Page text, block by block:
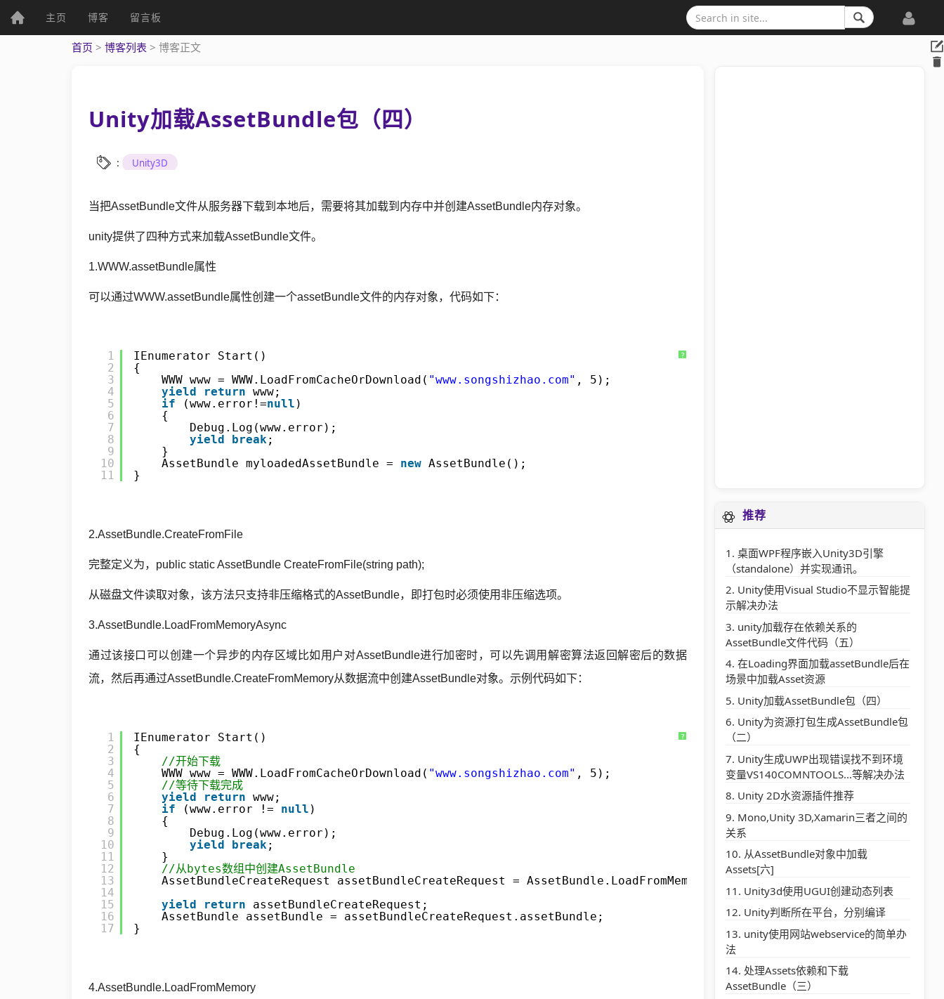
个人资料
发表文章
(current)
主页 博客 留言板
首页 > 博客列表 > 博客正文
Unity加载AssetBundle包（四）
: Unity3D
当把AssetBundle文件从服务器下载到本地后，需要将其加载到内存中并创建AssetBundle内存对象。
unity提供了四种方式来加载AssetBundle文件。
1.WWW.assetBundle属性
可以通过WWW.assetBundle属性创建一个assetBundle文件的内存对象，代码如下：
?
1
2
3
4
5
6
7
8
9
10
11
IEnumerator Start()
{
WWW www = WWW.LoadFromCacheOrDownload( "www.songshizhao.com" , 5);
yield
return www;
if
(www.error!=null )
{
Debug.Log(www.error);
yield
break;
}
AssetBundle myloadedAssetBundle = new AssetBundle();
}
2.AssetBundle.CreateFromFile
完整定义为，public static AssetBundle CreateFromFile(string path);
从磁盘文件读取对象，该方法只支持非压缩格式的AssetBundle，即打包时必须使用非压缩选项。
3.AssetBundle.LoadFromMemoryAsync
通过该接口可以创建一个异步的内存区域比如用户对AssetBundle进行加密时，可以先调用解密算法返回解密后的数据
流，然后再通过AssetBundle.CreateFromMemory从数据流中创建AssetBundle对象。示例代码如下：
?
1
2
3
4
5
6
7
8
9
10
11
12
13
14
15
16
17
IEnumerator Start()
{
//开始下载
WWW www = WWW.LoadFromCacheOrDownload( "www.songshizhao.com" , 5);
//等待下载完成
yield
return www;
if
(www.error != null )
{
Debug.Log(www.error);
yield
break;
}
//从bytes数组中创建AssetBundle
AssetBundleCreateRequest assetBundleCreateRequest = AssetBundle.LoadFromMemoryAsync(www.bytes);
yield
return
assetBundleCreateRequest;
AssetBundle assetBundle = assetBundleCreateRequest.assetBundle;
}
4.AssetBundle.LoadFromMemory
推荐
桌面WPF程序嵌入Unity3D引擎
（standalone）并实现通讯。
Unity使用Visual Studio不显示智能提
示解决办法
unity加载存在依赖关系的
AssetBundle文件代码（五）
在Loading界面加载assetBundle后在
场景中加载Asset资源
Unity加载AssetBundle包（四）
Unity为资源打包生成AssetBundle包
（二）
Unity生成UWP出现错误找不到环境
变量VS140COMNTOOLS...等解决办法
Unity 2D水资源插件推荐
Mono,Unity 3D,Xamarin三者之间的
关系
从AssetBundle对象中加载
Assets[六]
Unity3d使用UGUI创建动态列表
Unity判断所在平台，分别编译
unity使用网站webservice的简单办
法
处理Assets依赖和下载
AssetBundle（三）